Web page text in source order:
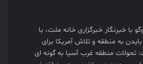
با خبرنگار خبرگزاری خانه ملت، با
به منطقه و تلاش آمریکا برای
تحولات منطقه غرب آسیا به گونه ای